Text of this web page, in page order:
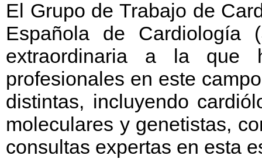
El Grupo de Trabajo de
Española de Cardiología
extraordinaria a la que
profesionales en este
distintas, incluyendo
moleculares y genetistas,
consultas expertas en esta